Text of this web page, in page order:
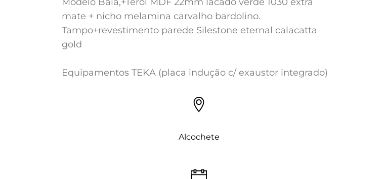
mate + nicho melamina carvalho bardolino.
Tampo+revestimento parede Silestone eternal calacatta
gold
Equipamentos TEKA (placa indução c/ exaustor integrado)
Alcochete